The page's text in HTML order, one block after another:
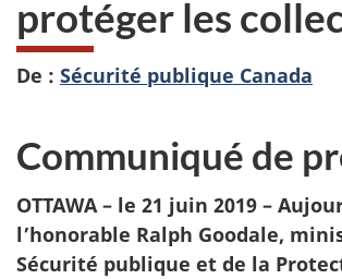
protéger les
De : Sécurité publique Canada
Communiqué de
OTTAWA – le 21 juin 2019 –
l’honorable Ralph Goodale,
Sécurité publique et de la